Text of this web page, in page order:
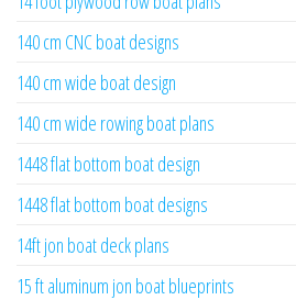
140 cm CNC boat designs
140 cm wide boat design
140 cm wide rowing boat plans
1448 flat bottom boat design
1448 flat bottom boat designs
14ft jon boat deck plans
15 ft aluminum jon boat blueprints